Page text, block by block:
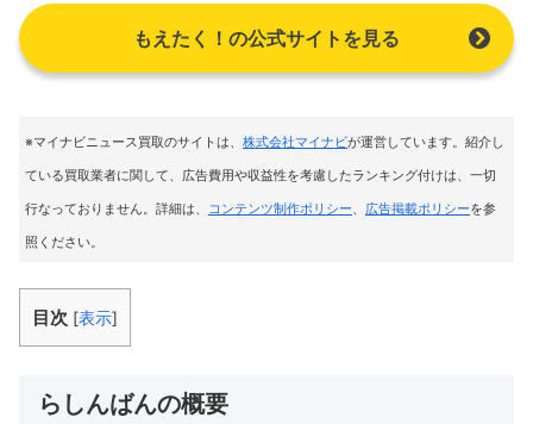
もえたく！の公式サイトを見る
※マイナビニュース買取のサイトは、 株式会社マイナビが運営しています。紹介し
ている買取業者に関して、広告費用や収益性を考慮したランキング付けは、一切
行なっておりません。詳細は、 コンテンツ制作ポリシー、 広告掲載ポリシーを参
照ください。
目次 [表示]
らしんばんの概要